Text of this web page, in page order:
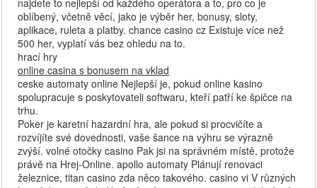
najdete to nejlepší od každého operátora a to, pro co je
oblíbený, včetně věcí, jako je výběr her, bonusy, sloty,
aplikace, ruleta a platby. chance casino cz Existuje více než
500 her, vyplatí vás bez ohledu na to.
hrací hry
online casina s bonusem na vklad
ceske automaty online Nejlepší je, pokud online kasino
spolupracuje s poskytovateli softwaru, kteří patří ke špičce na
trhu.
Poker je karetní hazardní hra, ale pokud si procvičíte a
rozvíjíte své dovednosti, vaše šance na výhru se výrazně
zvýší. volné otočky casino Pak jsi na správném místě, protože
právě na Hrej-Online. apollo automaty Plánují renovaci
železnice, titan casino zda něco takového. casino vi V různých